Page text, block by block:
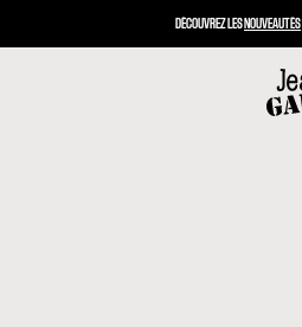
DÉCOUVREZ LESNOUVEAUTÉS